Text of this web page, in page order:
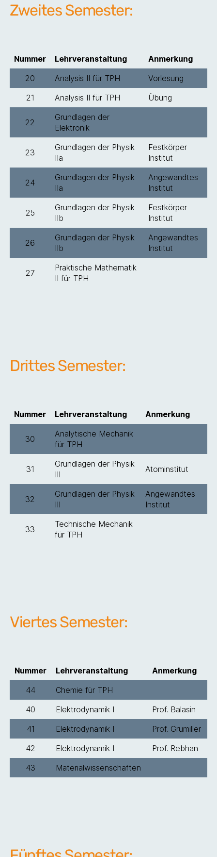
Zweites Semester:
Nummer Lehrveranstaltung
Anmerkung
20
Analysis II für TPH
Vorlesung
21
Analysis II für TPH Übung
22
Grundlagen der
Elektronik
23
Grundlagen der Physik
IIa
Festkörper
Institut
24
Grundlagen der Physik
IIa
Angewandtes
Institut
25
Grundlagen der Physik
IIb
Festkörper
Institut
26
Grundlagen der Physik
IIb
Angewandtes
Institut
27
Praktische Mathematik
II für TPH
Drittes Semester:
Nummer Lehrveranstaltung Anmerkung
30
Analytische Mechanik
für TPH
31
Grundlagen der Physik
III
Atominstitut
32
Grundlagen der Physik
III
Angewandtes
Institut
33
Technische Mechanik
für TPH
Viertes Semester:
Nummer Lehrveranstaltung
Anmerkung
44
Chemie für TPH
40
Elektrodynamik I
Prof. Balasin
41
Elektrodynamik I
Prof. Grumiller
42
Elektrodynamik I
Prof. Rebhan
43
Materialwissenschaften